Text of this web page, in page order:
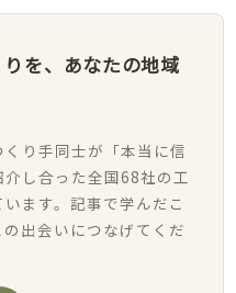
を、あなたの地域
り手同士が「本当に信
し合った全国68社の工
ます。記事で学んだこ
出会いにつなげてくだ